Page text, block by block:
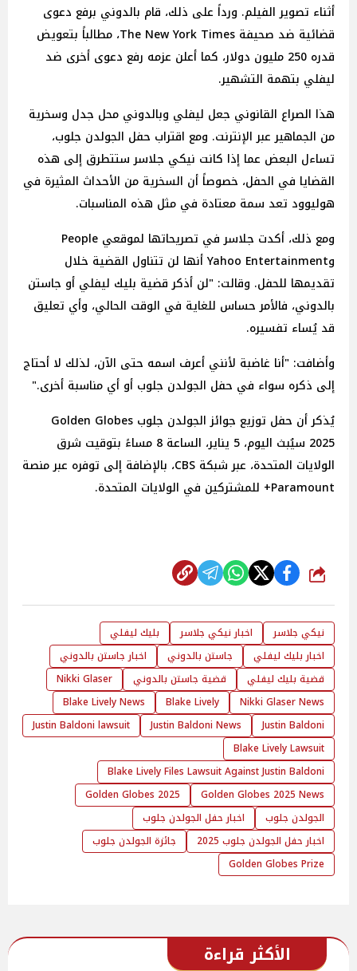
أثناء تصوير الفيلم. ورداً على ذلك، قام بالدوني برفع دعوى
قضائية ضد صحيفة The New York Times، مطالباً بتعويض
قدره 250 مليون دولار، كما أعلن عزمه رفع دعوى أخرى ضد
ليفلي بتهمة التشهير.
هذا الصراع القانوني جعل ليفلي وبالدوني محل جدل وسخرية
من الجماهير عبر الإنترنت. ومع اقتراب حفل الجولدن جلوب،
تساءل البعض عما إذا كانت نيكي جلاسر ستتطرق إلى هذه
القضايا في الحفل، خصوصاً أن السخرية من الأحداث المثيرة في
هوليوود تعد سمة معتادة في مثل هذه المناسبات.
ومع ذلك، أكدت جلاسر في تصريحاتها لموقعي People
وYahoo Entertainment أنها لن تتناول القضية خلال
تقديمها للحفل. وقالت: "لن أذكر قضية بليك ليفلي أو جاستن
بالدوني، فالأمر حساس للغاية في الوقت الحالي، وأي تعليق
قد يُساء تفسيره.
وأضافت: "أنا غاضبة لأنني أعرف اسمه حتى الآن، لذلك لا أحتاج
إلى ذكره سواء في حفل الجولدن جلوب أو أي مناسبة أخرى."
يُذكر أن حفل توزيع جوائز الجولدن جلوب Golden Globes
2025 سيُبث اليوم، 5 يناير، الساعة 8 مساءً بتوقيت شرق
الولايات المتحدة، عبر شبكة CBS، بالإضافة إلى توفره عبر منصة
Paramount+ للمشتركين في الولايات المتحدة.
شارك
نيكي جلاسر اخبار نيكي جلاسر
بليك ليفلي
اخبار بليك ليفلي
جاستن بالدوني
اخبار جاستن بالدوني
قضية بليك ليفلي
قضية جاستن بالدوني
Nikki Glaser
Nikki Glaser News
Blake Lively
Blake Lively News
Justin Baldoni
Justin Baldoni News
Justin Baldoni lawsuit
Blake Lively Lawsuit
Blake Lively Files Lawsuit Against Justin Baldoni
Golden Globes 2025 News
Golden Globes 2025
الجولدن جلوب
اخبار حفل الجولدن جلوب
اخبار حفل الجولدن جلوب 2025
جائزة الجولدن جلوب
Golden Globes Prize
الأكثر قراءة